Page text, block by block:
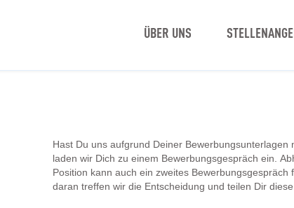
ÜBER UNS
Hast Du uns aufgrund Deiner Bewerbungsunterlagen
laden wir Dich zu einem Bewerbungsgespräch ein.
Position kann auch ein zweites Bewerbungsgespräch
daran treffen wir die Entscheidung und teilen Dir diese